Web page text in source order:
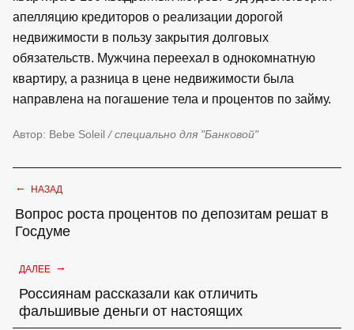
апелляцию кредиторов о реализации дорогой
недвижимости в пользу закрытия долговых
обязательств. Мужчина переехал в однокомнатную
квартиру, а разница в цене недвижимости была
направлена на погашение тела и процентов по займу.
Автор: Bebe Soleil / специально для "Банковой"
← НАЗАД
Вопрос роста процентов по депозитам решат в
Госдуме
ДАЛЕЕ →
Россиянам рассказали как отличить
фальшивые деньги от настоящих